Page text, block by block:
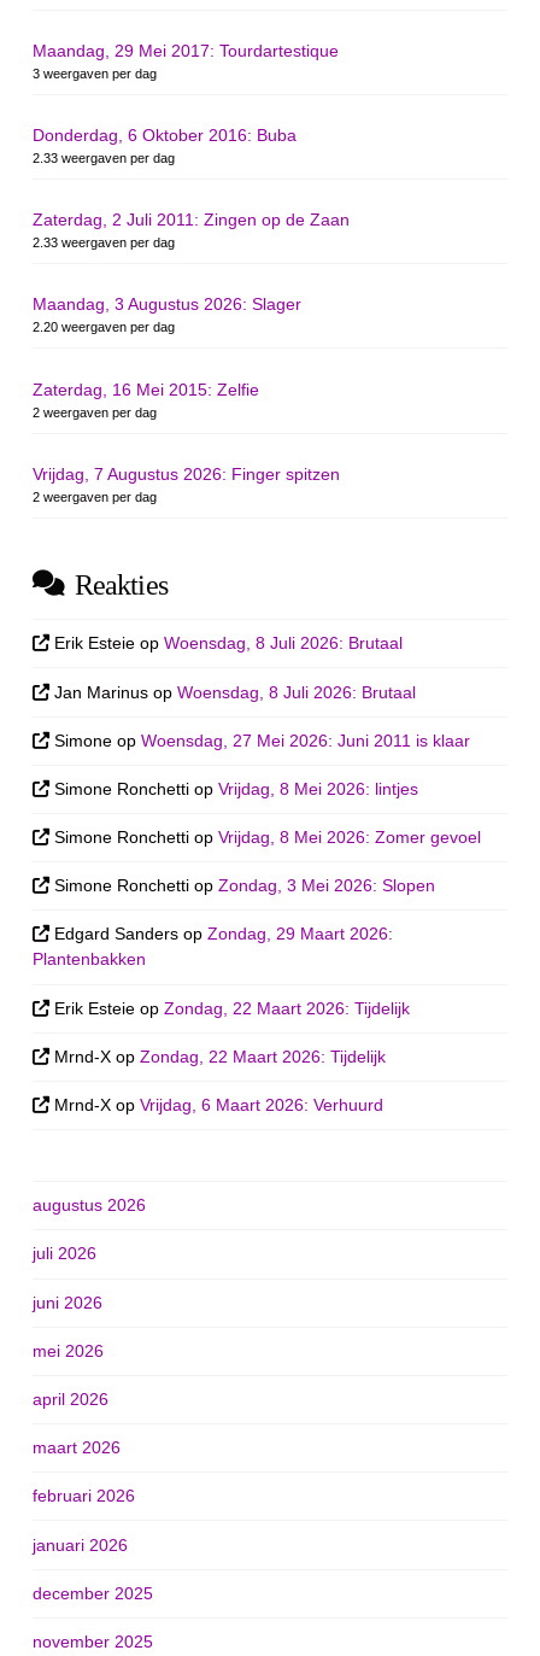
Maandag, 29 Mei 2017: Tourdartestique
3 weergaven per dag
Donderdag, 6 Oktober 2016: Buba
2.33 weergaven per dag
Zaterdag, 2 Juli 2011: Zingen op de Zaan
2.33 weergaven per dag
Maandag, 3 Augustus 2026: Slager
2.20 weergaven per dag
Zaterdag, 16 Mei 2015: Zelfie
2 weergaven per dag
Vrijdag, 7 Augustus 2026: Finger spitzen
2 weergaven per dag
Reakties
Erik Esteie opWoensdag, 8 Juli 2026: Brutaal
Jan Marinus opWoensdag, 8 Juli 2026: Brutaal
Simone opWoensdag, 27 Mei 2026: Juni 2011 is klaar
Simone Ronchetti opVrijdag, 8 Mei 2026: lintjes
Simone Ronchetti opVrijdag, 8 Mei 2026: Zomer gevoel
Simone Ronchetti opZondag, 3 Mei 2026: Slopen
Edgard Sanders opZondag, 29 Maart 2026:
Plantenbakken
Erik Esteie opZondag, 22 Maart 2026: Tijdelijk
Mrnd-X opZondag, 22 Maart 2026: Tijdelijk
Mrnd-X opVrijdag, 6 Maart 2026: Verhuurd
augustus 2026
juli 2026
juni 2026
mei 2026
april 2026
maart 2026
februari 2026
januari 2026
december 2025
november 2025